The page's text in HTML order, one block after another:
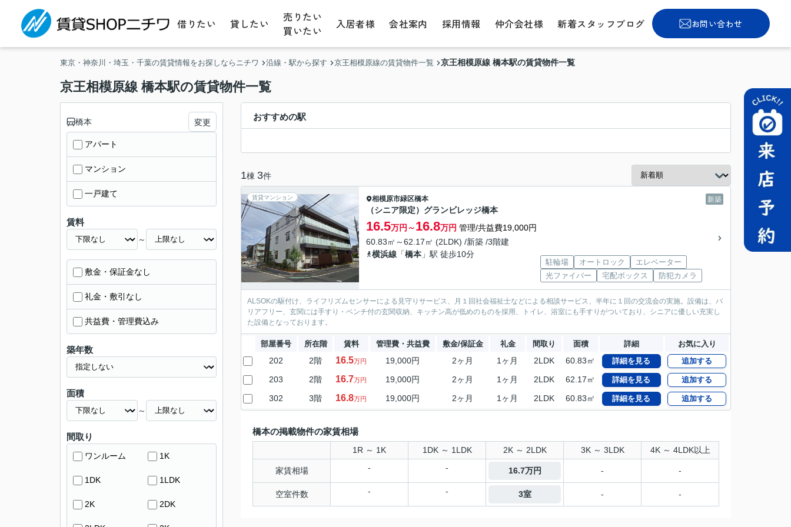
借りたい 貸したい
売りたい
買いたい
入居者様 会社案内 採用情報 仲介会社様 新着スタッフブログ お問い合わせ
東京・神奈川・埼玉・千葉の賃貸情報をお探しならニチワ 沿線・駅から探す 京王相模原線の賃貸物件一覧 京王相模原線 橋本駅の賃貸物件一覧
京王相模原線 橋本駅の賃貸物件一覧
おすすめの駅
1棟 3件
賃貸マンション 新築
相模原市緑区橋本
（シニア限定）グランビレッジ橋本
16.5万円～16.8万円 管理/共益費19,000円
60.83㎡～62.17㎡ (2LDK) /新築 /3階建
横浜線 「橋本 」駅 徒歩10分
駐輪場 オートロック
エレベーター
光ファイバー
宅配ボックス 防犯カメラ
ALSOKの駆付け、ライフリズムセンサーによる見守りサービス、月１回社会福祉士などによる相談サービス、半年に１回の交流会の実施。設備は、バ
リアフリー、玄関には手すり・ベンチ付の玄関収納、キッチン高が低めのものを採用、トイレ、浴室にも手すりがついており、シニアに優しい充実し
た設備となっております。
部屋番号 所在階 賃料 管理費・共益費 敷金/保証金 礼金 間取り 面積 詳細 お気に入り
202 2階 16.5万円 19,000円 2ヶ月 1ヶ月 2LDK 60.83㎡ 詳細を見る 追加する
203 2階 16.7万円 19,000円 2ヶ月 1ヶ月 2LDK 62.17㎡ 詳細を見る 追加する
302 3階 16.8万円 19,000円 2ヶ月 1ヶ月 2LDK 60.83㎡ 詳細を見る 追加する
橋本の掲載物件の家賃相場
1R ～ 1K 1DK ～ 1LDK 2K ～ 2LDK 3K ～ 3LDK 4K ～ 4LDK以上
家賃相場 - - 16.7万円 - -
空室件数 - - 3室 - -
橋本 変更
アパート
マンション
一戸建て
賃料
～
敷金・保証金なし
礼金・敷引なし
共益費・管理費込み
築年数
面積
～
間取り
ワンルーム 1K
1DK 1LDK
2K 2DK